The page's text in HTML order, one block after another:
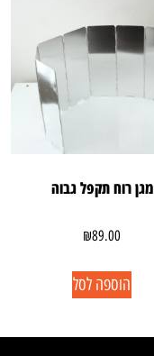
מגן רוח תקפל גבוה
₪89.00
הוספה לסל